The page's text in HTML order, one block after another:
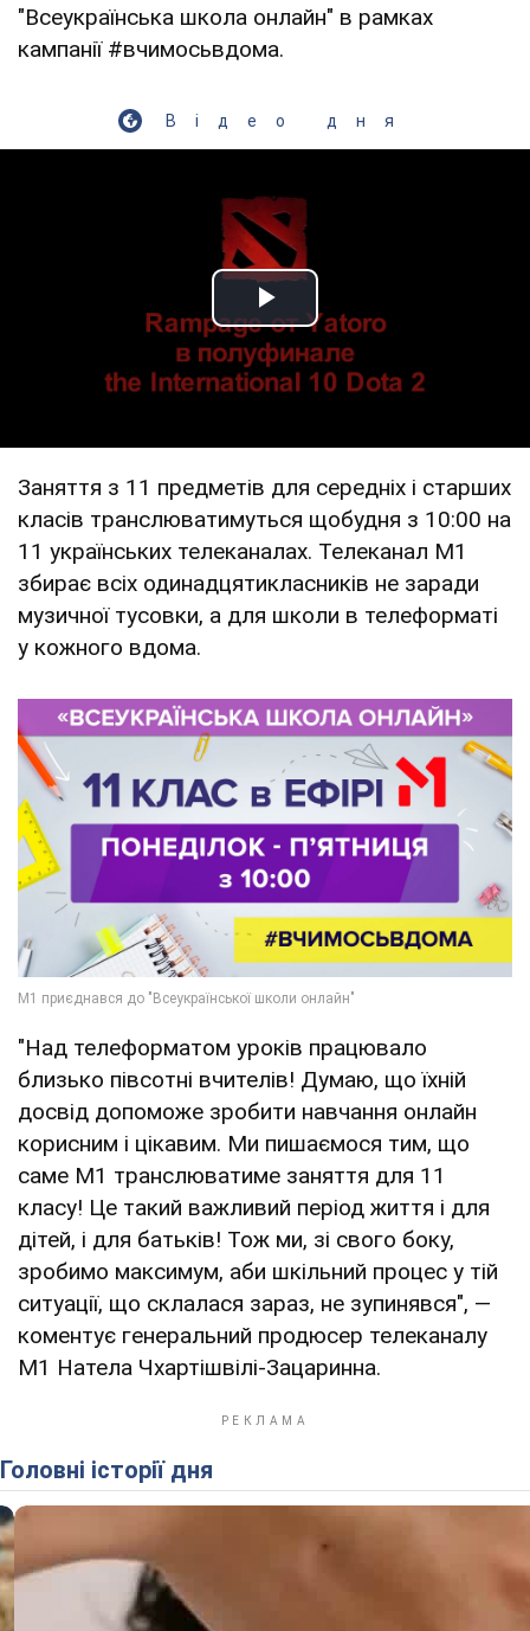
"Всеукраїнська школа онлайн" в рамках
кампанії #вчимосьвдома.
Відео дня
Play Video
Заняття з 11 предметів для середніх і старших
класів транслюватимуться щобудня з 10:00 на
11 українських телеканалах. Телеканал М1
збирає всіх одинадцятикласників не заради
музичної тусовки, а для школи в телеформаті
у кожного вдома.
"Над телеформатом уроків працювало
близько півсотні вчителів! Думаю, що їхній
досвід допоможе зробити навчання онлайн
корисним і цікавим. Ми пишаємося тим, що
саме М1 транслюватиме заняття для 11
класу! Це такий важливий період життя і для
дітей, і для батьків! Тож ми, зі свого боку,
зробимо максимум, аби шкільний процес у тій
ситуації, що склалася зараз, не зупинявся", —
коментує генеральний продюсер телеканалу
М1 Натела Чхартішвілі-Зацаринна.
Головні історії дня